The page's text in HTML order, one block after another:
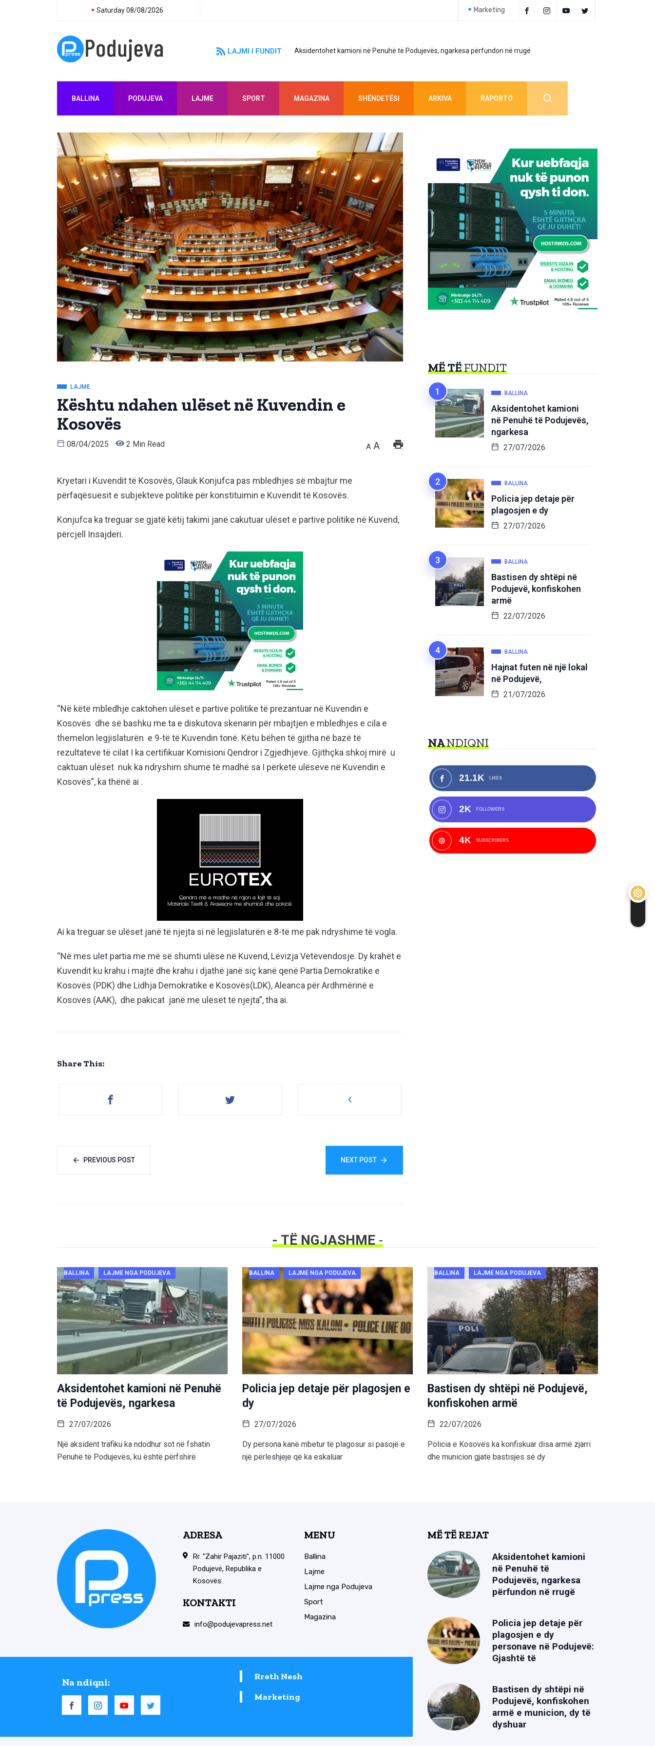
Saturday 08/08/2026 Marketing
LAJMI I FUNDIT Aksidentohet kamioni në Penuhë të Podujevës, ngarkesa përfundon në rrugë
BALLINA PODUJEVA LAJME SPORT MAGAZINA SHËNDETËSI ARKIVA RAPORTO
LAJME
Kështu ndahen ulëset në Kuvendin e
Kosovës
08/04/2025 2 Min Read A A
Kryetari i Kuvendit të Kosovës, Glauk Konjufca pas mbledhjes së mbajtur me
përfaqësuesit e subjekteve politike për konstituimin e Kuvendit të Kosovës.
Konjufca ka treguar se gjatë këtij takimi janë cakutuar ulëset e partive politike në Kuvend,
përcjell Insajderi.
“Në këtë mbledhje caktohen ulëset e partive politike të prezantuar në Kuvendin e
Kosovës dhe së bashku me ta e diskutova skenarin për mbajtjen e mbledhjes e cila e
themelon legjislaturën e 9-të të Kuvendin tonë. Këtu bëhen të gjitha në bazë të
rezultateve të cilat I ka certifikuar Komisioni Qendror i Zgjedhjeve. Gjithçka shkoj mirë u
caktuan ulëset nuk ka ndryshim shumë të madhë sa I përketë ulëseve në Kuvendin e
Kosovës”, ka thënë ai .
Ai ka treguar se ulëset janë të njejta si në legjislaturën e 8-të me pak ndryshime të vogla.
“Në mes ulet partia me më së shumti ulëse në Kuvend, Lëvizja Vetëvendosje. Dy krahët e
Kuvendit ku krahu i majtë dhe krahu i djathë janë siç kanë qenë Partia Demokratike e
Kosovës (PDK) dhe Lidhja Demokratike e Kosovës(LDK), Aleanca për Ardhmërinë e
Kosovës (AAK), dhe pakicat janë me ulëset të njejta”, tha ai.
Share This:
PREVIOUS POST NEXT POST
MË TËFUNDIT
BALLINA
Aksidentohet kamioni
në Penuhë të Podujevës,
ngarkesa
27/07/2026
BALLINA
Policia jep detaje për
plagosjen e dy
27/07/2026
BALLINA
Bastisen dy shtëpi në
Podujevë, konfiskohen
armë
22/07/2026
BALLINA
Hajnat futen në një lokal
në Podujevë,
21/07/2026
NANDIQNI
21.1K LIKES
2K FOLLOWERS
4K SUBSCRIBERS
- TË NGJASHME-
BALLINA LAJME NGA PODUJEVA
Aksidentohet kamioni në Penuhë
të Podujevës, ngarkesa
27/07/2026
Një aksident trafiku ka ndodhur sot në fshatin
Penuhë të Podujevës, ku është përfshirë
BALLINA LAJME NGA PODUJEVA
Policia jep detaje për plagosjen e
dy
27/07/2026
Dy persona kanë mbetur të plagosur si pasojë e
një përleshjeje që ka eskaluar
BALLINA LAJME NGA PODUJEVA
Bastisen dy shtëpi në Podujevë,
konfiskohen armë
22/07/2026
Policia e Kosovës ka konfiskuar disa armë zjarri
dhe municion gjatë bastisjes së dy
ADRESA
Rr. "Zahir Pajaziti", p.n. 11000
Podujevë, Republika e
Kosovës.
KONTAKTI
info@podujevapress.net
MENU
Ballina
Lajme
Lajme nga Podujeva
Sport
Magazina
Na ndiqni:
Rreth Nesh
Marketing
MË TË REJAT
Aksidentohet kamioni
në Penuhë të
Podujevës, ngarkesa
përfundon në rrugë
Policia jep detaje për
plagosjen e dy
personave në Podujevë:
Gjashtë të
Bastisen dy shtëpi në
Podujevë, konfiskohen
armë e municion, dy të
dyshuar